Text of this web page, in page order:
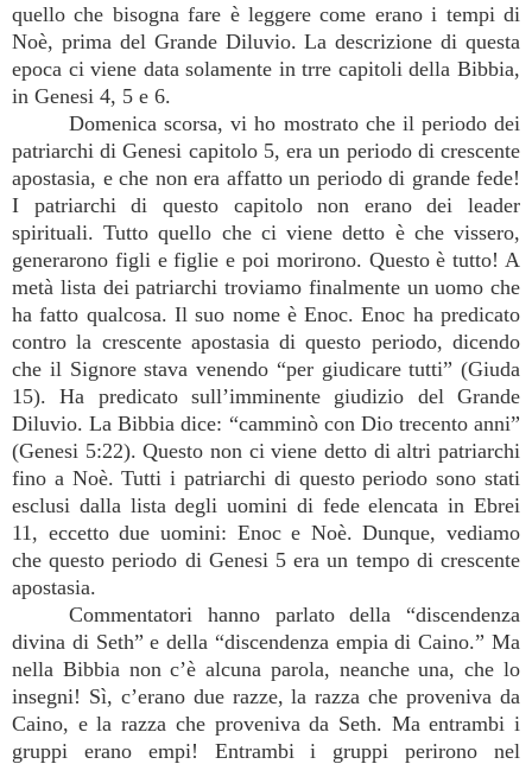
quello che bisogna fare è leggere come erano i tempi di
Noè, prima del Grande Diluvio. La descrizione di questa
epoca ci viene data solamente in trre capitoli della Bibbia,
in Genesi 4, 5 e 6.
Domenica scorsa, vi ho mostrato che il periodo dei
patriarchi di Genesi capitolo 5, era un periodo di crescente
apostasia, e che non era affatto un periodo di grande fede!
I patriarchi di questo capitolo non erano dei leader
spirituali. Tutto quello che ci viene detto è che vissero,
generarono figli e figlie e poi morirono. Questo è tutto! A
metà lista dei patriarchi troviamo finalmente un uomo che
ha fatto qualcosa. Il suo nome è Enoc. Enoc ha predicato
contro la crescente apostasia di questo periodo, dicendo
che il Signore stava venendo “per giudicare tutti” (Giuda
15). Ha predicato sull’imminente giudizio del Grande
Diluvio. La Bibbia dice: “camminò con Dio trecento anni”
(Genesi 5:22). Questo non ci viene detto di altri patriarchi
fino a Noè. Tutti i patriarchi di questo periodo sono stati
esclusi dalla lista degli uomini di fede elencata in Ebrei
11, eccetto due uomini: Enoc e Noè. Dunque, vediamo
che questo periodo di Genesi 5 era un tempo di crescente
apostasia.
Commentatori hanno parlato della “discendenza
divina di Seth” e della “discendenza empia di Caino.” Ma
nella Bibbia non c’è alcuna parola, neanche una, che lo
insegni! Sì, c’erano due razze, la razza che proveniva da
Caino, e la razza che proveniva da Seth. Ma entrambi i
gruppi erano empi! Entrambi i gruppi perirono nel